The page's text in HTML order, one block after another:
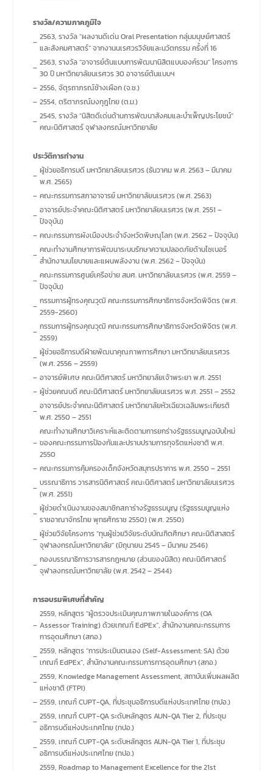
รางวัล/ความภาคภูมิใจ
– 2563, รางวัล “ผลงานดีเด่น Oral Presentation กลุ่มมนุษย์ศาสตร์
และสังคมศาสตร์” จากงานนเรศวรวิจัยและนวัตกรรม ครั้งที่ 16
– 2563, รางวัล “อาจารย์ต้นแบบการพัฒนานิสิตแบบองค์รวม” โครงการ
30 ปี มหาวิทยาลัยนเรศวร 30 อาจารย์ต้นแบบฯ
– 2556, จัตุรถาภรณ์ช้างเผือก (จ.ช.)
– 2554, ตริตาภรณ์มงกุฎไทย (ต.ม.)
– 2545, รางวัล “นิสิตดีเด่นด้านการพัฒนาสังคมและบำเพ็ญประโยชน์”
คณะนิติศาสตร์ จุฬาลงกรณ์มหาวิทยาลัย
ประวัติการทำงาน
– ผู้ช่วยอธิการบดี มหาวิทยาลัยนเรศวร (ธันวาคม พ.ศ. 2563 – มีนาคม
พ.ศ. 2565)
– คณะกรรมการสภาอาจารย์ มหาวิทยาลัยนเรศวร (พ.ศ. 2563)
– อาจารย์ประจำคณะนิติศาสตร์ มหาวิทยาลัยนเรศวร (พ.ศ. 2551 –
ปัจจุบัน)
– คณะกรรมการผังเมืองประจำจังหวัดพิษณุโลก (พ.ศ. 2562 – ปัจจุบัน)
– คณะทำงานศึกษาการพัฒนาระบบรักษาความปลอดภัยด้านไซเบอร์
สำนักงานนโยบายและแผนพลังงาน (พ.ศ. 2562 – ปัจจุบัน)
– คณะกรรมการศูนย์เครือข่าย สมศ. มหาวิทยาลัยนเรศวร (พ.ศ. 2559 –
ปัจจุบัน)
– กรรมการผู้ทรงคุณวุฒิ คณะกรรมการศึกษาธิการจังหวัดพิจิตร (พ.ศ.
2559-2560)
– กรรมการผู้ทรงคุณวุฒิ คณะกรรมการศึกษาธิการจังหวัดพิจิตร (พ.ศ.
2559)
– ผู้ช่วยอธิการบดีฝ่ายพัฒนาคุณภาพการศึกษา มหาวิทยาลัยนเรศวร
(พ.ศ. 2556 – 2559)
– อาจารย์พิเศษ คณะนิติศาสตร์ มหาวิทยาลัยเจ้าพระยา พ.ศ. 2551
– ผู้ช่วยคณบดี คณะนิติศาสตร์ มหาวิทยาลัยนเรศวร พ.ศ. 2551 – 2552
– อาจารย์ประจำคณะนิติศาสตร์ มหาวิทยาลัยหัวเฉียวเฉลิมพระเกียรติ
พ.ศ. 2550 – 2551
–
คณะทำงานศึกษาวิเคราะห์และติดตามการยกร่างรัฐธรรมนูญฉบับใหม่
ของคณะกรรมการป้องกันและปราบปรามการทุจริตแห่งชาติ พ.ศ.
2550
– คณะกรรมการคุ้มครองเด็กจังหวัดสมุทรปราการ พ.ศ. 2550 – 2551
– บรรณาธิการ วารสารนิติศาสตร์ คณะนิติศาสตร์ มหาวิทยาลัยนเรศวร
(พ.ศ. 2551)
– ผู้ช่วยดำเนินงานของสมาชิกสภาร่างรัฐธรรมนูญ (รัฐธรรมนูญแห่ง
ราชอาณาจักรไทย พุทธศักราช 2550) (พ.ศ. 2550)
– ผู้ช่วยวิจัยโครงการ “ทุนผู้ช่วยวิจัยระดับบัณฑิตศึกษา คณะนิติสาสตร์
จุฬาลงกรณ์มหาวิทยาลัย" (มิถุนายน 2545 – มีนาคม 2546)
– กองบรรณาธิการวารสารกฎหมาย (ส่วนของนิสิต) คณะนิติศาสตร์
จุฬาลงกรณ์มหาวิทยาลัย (พ.ศ. 2542 – 2544)
การอบรมพิเศษที่สำคัญ
–
2559, หลักสูตร “ผู้ตรวจประเมินคุณภาพภายในองค์การ (OA
Assessor Training) ด้วยเกณฑ์ EdPEx”, สำนักงานคณะกรรมการ
การอุดมศึกษา (สกอ.)
– 2559, หลักสูตร “การประเมินตนเอง (Self-Assessment: SA) ด้วย
เกณฑ์ EdPEx”, สำนักงานคณะกรรมการการอุดมศึกษา (สกอ.)
– 2559, Knowledge Management Assessment, สถาบันเพิ่มผลผลิต
แห่งชาติ (FTPI)
– 2559, เกณฑ์ CUPT-QA, ที่ประชุมอธิการบดีแห่งประเทศไทย (ทปอ.)
– 2559, เกณฑ์ CUPT-QA ระดับหลักสูตร AUN-QA Tier 2, ที่ประชุม
อธิการบดีแห่งประเทศไทย (ทปอ.)
– 2559, เกณฑ์ CUPT-QA ระดับหลักสูตร AUN-QA Tier 1, ที่ประชุม
อธิการบดีแห่งประเทศไทย (ทปอ.)
2559, Roadmap to Management Excellence for the 21st